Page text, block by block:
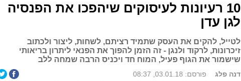
10 רעיונות לעיסוקים שיהפכו את הפנסיה
לגן עדן
לטייל, להקים את העסק שתמיד רציתם, לשחות, ליצור ולכתוב
זיכרונות, לרקוד ולנגן - זה הזמן להפוך את הפנאי ליתרון בריאותי
שישמור את הגוף פעיל, המוח חד ויכניס הרבה שמחה ללב
דנה פלג פורסם: 03.01.18, 08:37